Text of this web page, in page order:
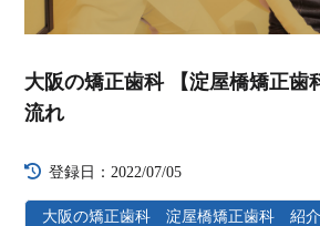
Player
大阪の矯正歯科 【淀屋橋矯正歯
流れ
登録日：2022/07/05
大阪の矯正歯科 淀屋橋矯正歯科 紹